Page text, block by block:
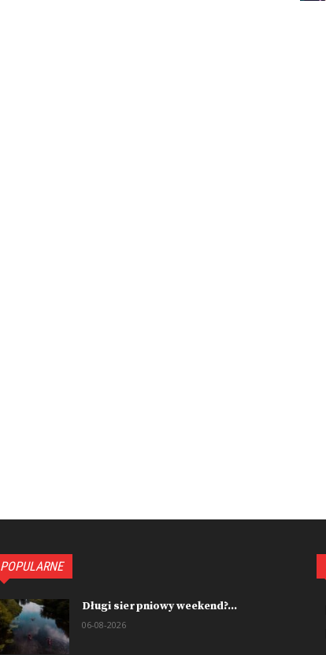
POPULARNE
Długi sierpniowy weekend?...
06-08-2026